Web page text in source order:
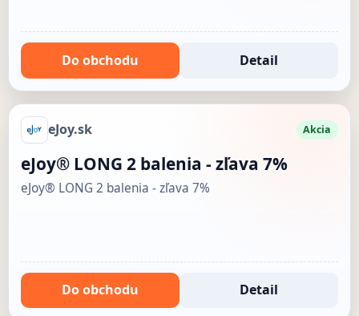
Do obchodu Detail
eJoy.sk Akcia
eJoy® LONG 2 balenia - zľava 7%
eJoy® LONG 2 balenia - zľava 7%
Do obchodu Detail